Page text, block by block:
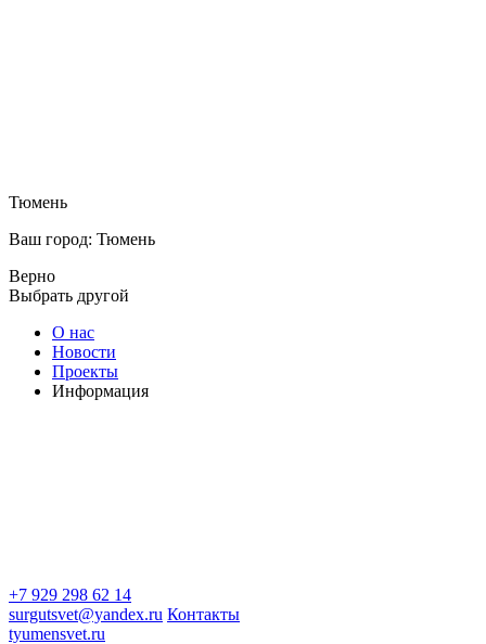
Тюмень
Ваш город: Тюмень
Верно
Выбрать другой
О нас
Новости
Проекты
Информация
+7 929 298 62 14
surgutsvet@yandex.ru Контакты
tyumensvet.ru